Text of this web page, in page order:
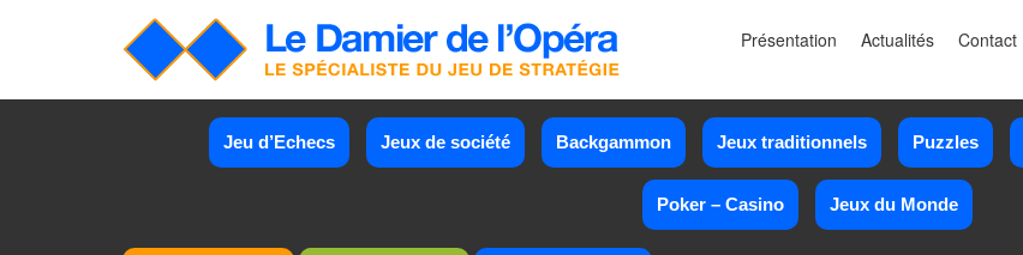
Présentation Actualités Contact
Jeu d’Echecs Jeux de société Backgammon Jeux traditionnels Puzzles
Poker – Casino Jeux du Monde